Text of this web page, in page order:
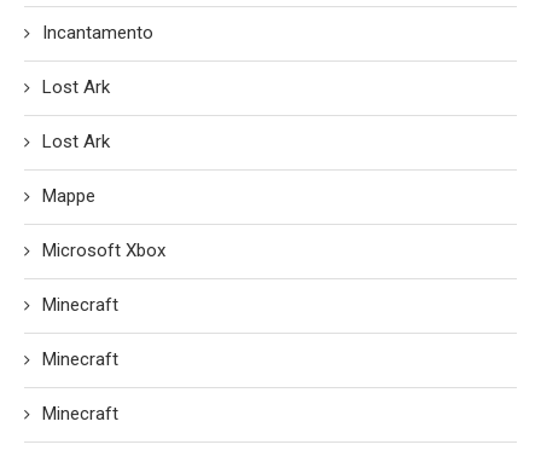
Incantamento
Lost Ark
Lost Ark
Mappe
Microsoft Xbox
Minecraft
Minecraft
Minecraft